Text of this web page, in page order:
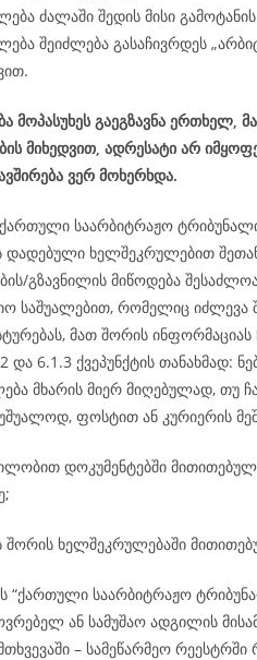
ძალაში შედის მისი
შეიძლება გასაჩივრდეს
მოპასუხეს გაეგზავნა ერთხელ,
მიხედვით, ადრესატი არ
ვერ მოხერხდა.
საარბიტრაჟო
ხელშეკრულებით
გზავნილის მიწოდება
საშუალებით, რომელიც იძლევა
მათ შორის ინფორმაციას
და 6.1.3 ქვეპუნქტის თანახმად:
მხარის მიერ მიღებულად, თუ
ფოსტით ან კურიერის
დოკუმენტებში
შორის ხელშეკრულებაში
“ქართული საარბიტრაჟო
ან სამუშაო ადგილის
– სამეწარმეო